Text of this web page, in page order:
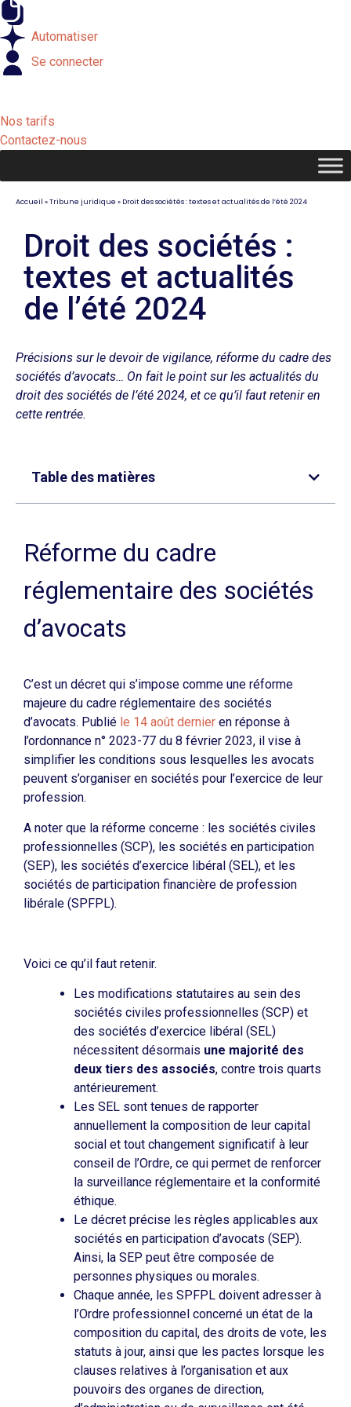
Automatiser
Se connecter
Nos tarifs
Contactez-nous
Accueil »Tribune juridique » Droit des sociétés : textes et actualités de l’été 2024
Droit des sociétés :
textes et actualités
de l’été 2024
Précisions sur le devoir de vigilance, réforme du cadre des
sociétés d’avocats… On fait le point sur les actualités du
droit des sociétés de l’été 2024, et ce qu’il faut retenir en
cette rentrée.
Table des matières
Réforme du cadre
réglementaire des sociétés
d’avocats
C’est un décret qui s’impose comme une réforme
majeure du cadre réglementaire des sociétés
d’avocats. Publié le 14 août dernier en réponse à
l’ordonnance n° 2023-77 du 8 février 2023, il vise à
simplifier les conditions sous lesquelles les avocats
peuvent s’organiser en sociétés pour l’exercice de leur
profession.
A noter que la réforme concerne : les sociétés civiles
professionnelles (SCP), les sociétés en participation
(SEP), les sociétés d’exercice libéral (SEL), et les
sociétés de participation financière de profession
libérale (SPFPL).
Voici ce qu’il faut retenir.
Les modifications statutaires au sein des
sociétés civiles professionnelles (SCP) et
des sociétés d’exercice libéral (SEL)
nécessitent désormais une majorité des
deux tiers des associés, contre trois quarts
antérieurement.
Les SEL sont tenues de rapporter
annuellement la composition de leur capital
social et tout changement significatif à leur
conseil de l’Ordre, ce qui permet de renforcer
la surveillance réglementaire et la conformité
éthique.
Le décret précise les règles applicables aux
sociétés en participation d’avocats (SEP).
Ainsi, la SEP peut être composée de
personnes physiques ou morales.
Chaque année, les SPFPL doivent adresser à
l’Ordre professionnel concerné un état de la
composition du capital, des droits de vote, les
statuts à jour, ainsi que les pactes lorsque les
clauses relatives à l’organisation et aux
pouvoirs des organes de direction,